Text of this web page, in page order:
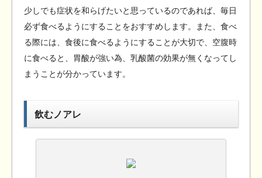
少しでも症状を和らげたいと思っているのであれば、毎日
必ず食べるようにすることをおすすめします。また、食べ
る際には、食後に食べるようにすることが大切で、空腹時
に食べると、胃酸が強い為、乳酸菌の効果が無くなってし
まうことが分かっています。
飲むノアレ